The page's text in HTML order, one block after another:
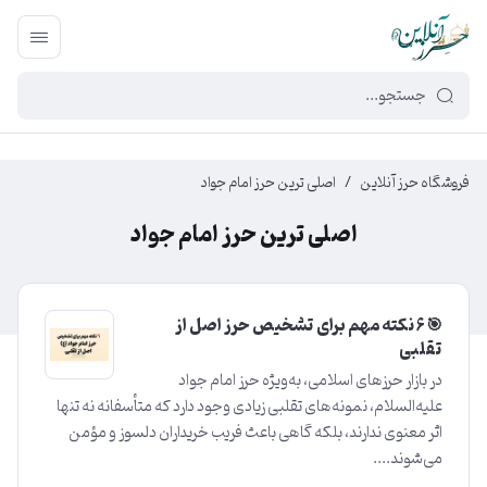
449f43cf-3da2-4422-bb12-2566cb5b8b05
فروشگاه حرز آنلاین / اصلی ترین حرز امام جواد
اصلی ترین حرز امام جواد
🎯 6 نکته مهم برای تشخیص حرز اصل از
تقلبی
در بازار حرزهای اسلامی، به‌ویژه حرز امام جواد
علیه‌السلام، نمونه‌های تقلبی زیادی وجود دارد که متأسفانه نه تنها
اثر معنوی ندارند، بلکه گاهی باعث فریب خریداران دلسوز و مؤمن
می‌شوند....